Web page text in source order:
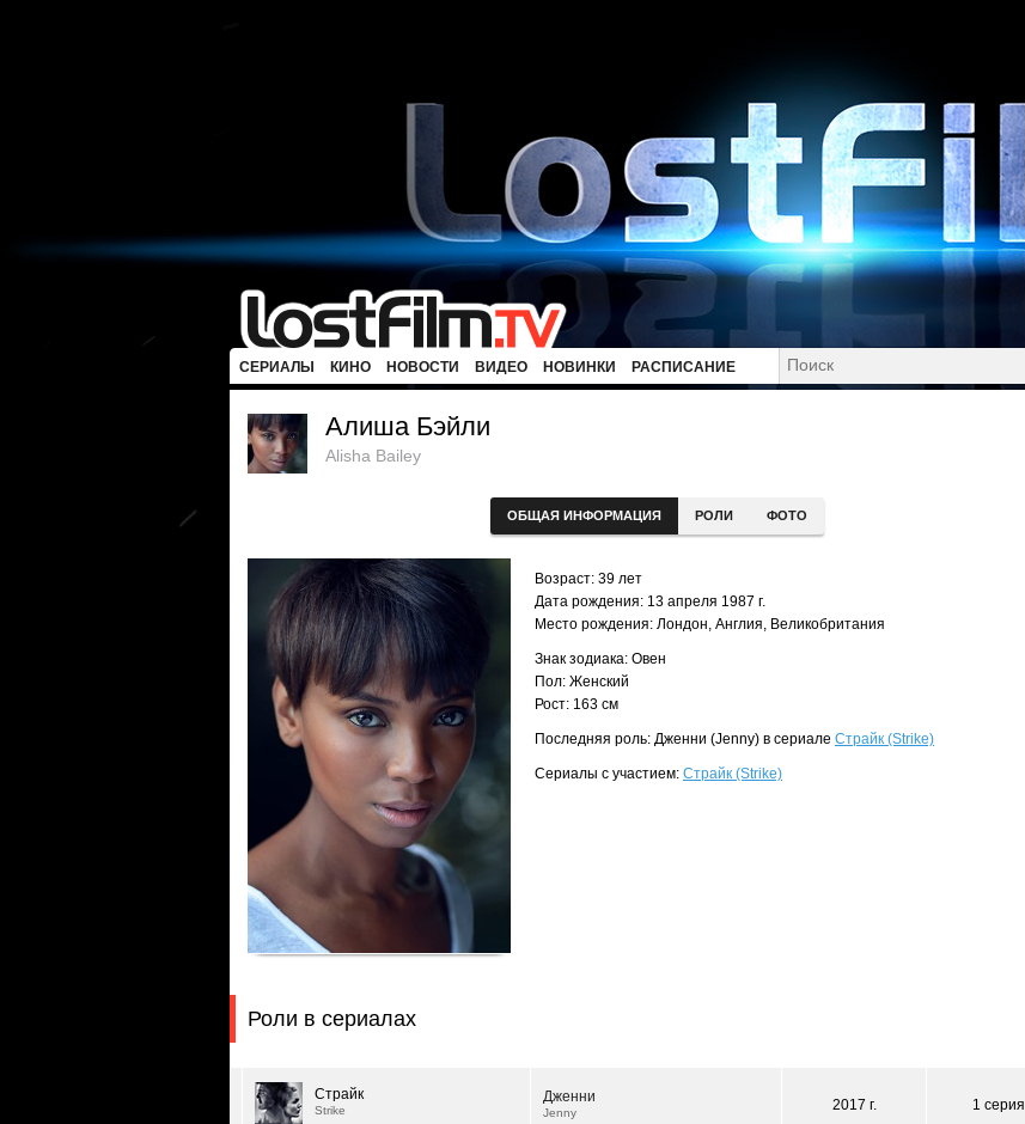
СЕРИАЛЫ КИНО НОВОСТИ ВИДЕО НОВИНКИ РАСПИСАНИЕ
Алиша Бэйли
Alisha Bailey
ОБЩАЯ ИНФОРМАЦИЯ РОЛИ ФОТО
Возраст: 39 лет
Дата рождения: 13 апреля 1987 г.
Место рождения: Лондон, Англия, Великобритания
Знак зодиака: Овен
Пол: Женский
Рост: 163 см
Последняя роль: Дженни (Jenny) в сериале Страйк (Strike)
Сериалы с участием: Страйк (Strike)
Роли в сериалах
Страйк
Strike
Дженни
Jenny 2017 г. 1 серия